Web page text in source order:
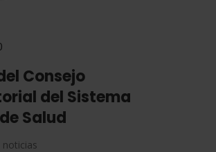
Consejo
del Sistema
Salud
noticias